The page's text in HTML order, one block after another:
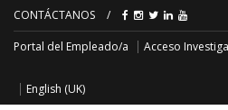
CONTÁCTANOS /
Portal del Empleado/a Acceso
English (UK)